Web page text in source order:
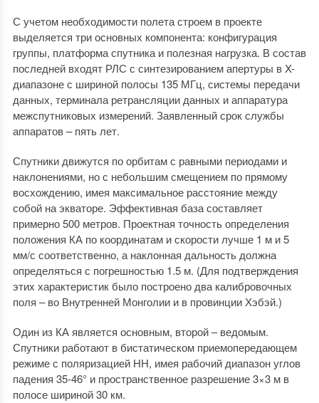
С учетом необходимости полета строем в проекте
выделяется три основных компонента: конфигурация
группы, платформа спутника и полезная нагрузка. В состав
последней входят РЛС с синтезированием апертуры в X-
диапазоне с шириной полосы 135 МГц, системы передачи
данных, терминала ретрансляции данных и аппаратура
межспутниковых измерений. Заявленный срок службы
аппаратов – пять лет.
Спутники движутся по орбитам с равными периодами и
наклонениями, но с небольшим смещением по прямому
восхождению, имея максимальное расстояние между
собой на экваторе. Эффективная база составляет
примерно 500 метров. Проектная точность определения
положения КА по координатам и скорости лучше 1 м и 5
мм/с соответственно, а наклонная дальность должна
определяться с погрешностью 1.5 м. (Для подтверждения
этих характеристик было построено два калибровочных
поля – во Внутренней Монголии и в провинции Хэбэй.)
Один из КА является основным, второй – ведомым.
Спутники работают в бистатическом приемопередающем
режиме с поляризацией HH, имея рабочий диапазон углов
падения 35-46° и пространственное разрешение 3×3 м в
полосе шириной 30 км.